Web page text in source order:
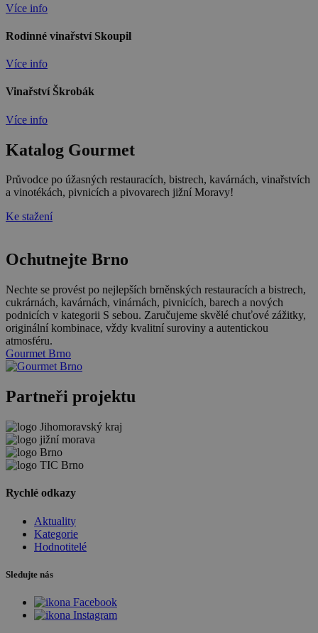
Více info
Rodinné vinařství Skoupil
Více info
Vinařství Škrobák
Více info
Katalog Gourmet
Průvodce po úžasných restauracích, bistrech, kavárnách, vinařstvích
a vinotékách, pivnicích a pivovarech jižní Moravy!
Ke stažení
Ochutnejte Brno
Nechte se provést po nejlepších brněnských restauracích a bistrech,
cukrárnách, kavárnách, vinárnách, pivnicích, barech a nových
podnicích v kategorii S sebou. Zaručujeme skvělé chuťové zážitky,
originální kombinace, vždy kvalitní suroviny a autentickou
atmosféru.
Gourmet Brno
Partneři projektu
Rychlé odkazy
Aktuality
Kategorie
Hodnotitelé
Sledujte nás